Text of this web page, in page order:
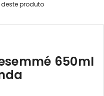
650ml